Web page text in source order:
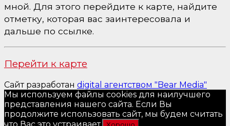
мной. Для этого перейдите к карте, найдите
отметку, которая вас заинтересовала и
дальше по ссылке.
Перейти к карте
Сайт разработан digital агентством "Bear Media"
Мы используем файлы cookies для наилучшего
представления нашего сайта. Если Вы
продолжите использовать сайт, мы будем считать
что Вас это устраивает. Хорошо